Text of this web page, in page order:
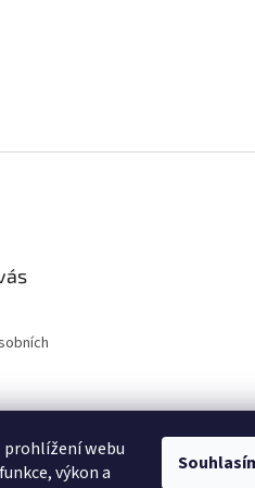
prohlížení webu
výkon a